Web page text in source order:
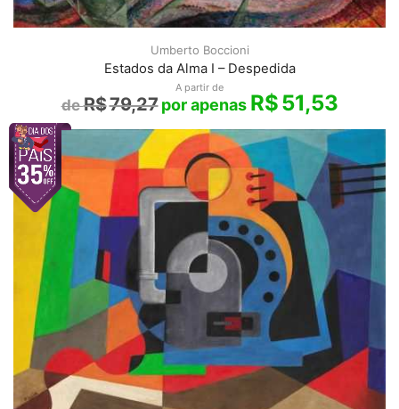
Umberto Boccioni
Estados da Alma I – Despedida
A partir de
R$79,27 R$51,53